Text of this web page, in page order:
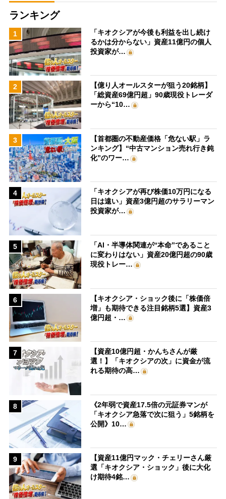
ランキング
1
「キオクシアが今後も利益を出し続け
るかは分からない」資産11億円の個人
投資家が…
2
【億り人オールスターが狙う20銘柄】
「総資産69億円超」90歳現役トレーダ
ーから“10…
3
【首都圏の不動産価格「危ない駅」ラ
ンキング】“中古マンション売れ行き鈍
化”のワー…
4
「キオクシアが再び株価10万円になる
日は遠い」資産3億円超のサラリーマン
投資家が…
5
「AI・半導体関連が“本命”であること
に変わりはない」資産20億円超の90歳
現役トレー…
6
【キオクシア・ショック後に「株価倍
増」も期待できる注目銘柄5選】資産3
億円超・…
7
【資産10億円超・かんちさんが厳
選！】「キオクシアの次」に資金が流
れる期待の高…
8
《2年弱で資産17.5倍の元証券マンが
「キオクシア急落で次に狙う」5銘柄を
公開》10…
9
【資産11億円マック・チェリーさん厳
選「キオクシア・ショック」後に大化
け期待4銘…